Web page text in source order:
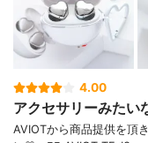
4.00
アクセサリーみたい
AVIOTから商品提供を頂